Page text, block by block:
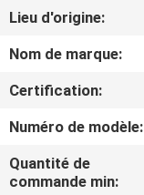
AU
SUJET
DE
VISITE
Lieu d'origine:
Nom de marque:
Certification:
Numéro de modèle:
Quantité de
commande min: